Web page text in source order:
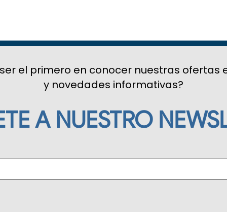
el primero en conocer nuestras ofertas
y novedades informativas?
A NUESTRO